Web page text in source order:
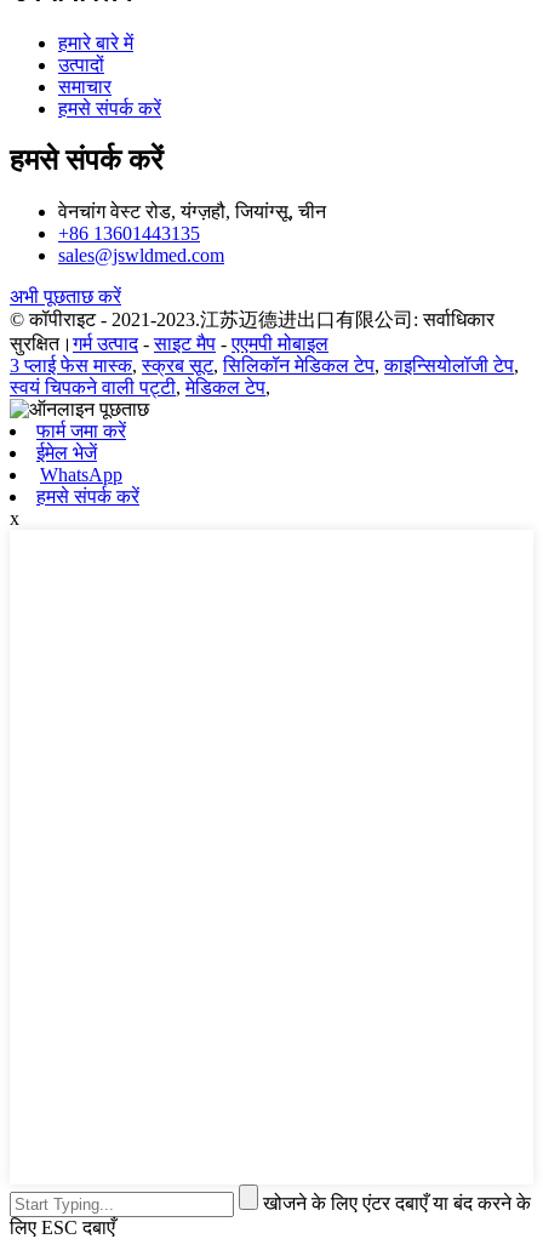
हमारे बारे में
उत्पादों
समाचार
हमसे संपर्क करें
हमसे संपर्क करें
वेनचांग वेस्ट रोड, यंग्ज़हौ, जियांग्सू, चीन
+86 13601443135
sales@jswldmed.com
अभी पूछताछ करें
© कॉपीराइट - 2021-2023.江苏迈德进出口有限公司: सर्वाधिकार
सुरक्षित।गर्म उत्पाद-साइट मैप -एएमपी मोबाइल
3 प्लाई फेस मास्क,स्क्रब सूट,सिलिकॉन मेडिकल टेप,काइन्सियोलॉजी टेप,
स्वयं चिपकने वाली पट्टी,मेडिकल टेप,
फार्म जमा करें
ईमेल भेजें
WhatsApp
हमसे संपर्क करें
x
खोजने के लिए एंटर दबाएँ या बंद करने के
लिए ESC दबाएँ